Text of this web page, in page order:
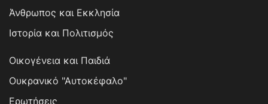
Άνθρωπος και Εκκλησία
Ιστορία και Πολιτισμός
Οικογένεια και Παιδιά
Ουκρανικό "Αυτοκέφαλο"
Ερωτήσεις